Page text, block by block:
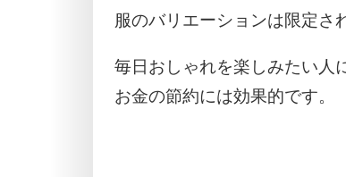
服のバリエーションは限定さ
毎日おしゃれを楽しみたい人
お金の節約には効果的です。